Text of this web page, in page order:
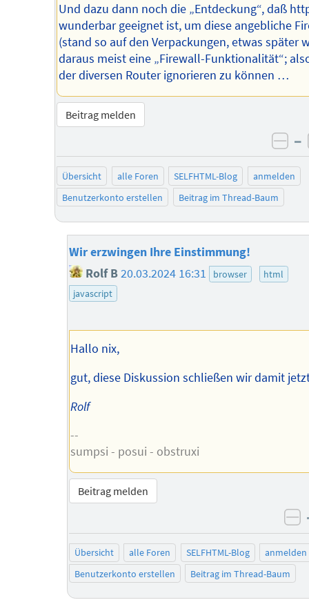
Und dazu dann noch die „Entdeckung“, daß
wunderbar geeignet ist, um diese angebliche
(stand so auf den Verpackungen, etwas später
daraus meist eine „Firewall-Funktionalität“;
der diversen Router ignorieren zu können …
Beitrag melden
–
Übersicht alle Foren SELFHTML-Blog
anmelden
Benutzerkonto erstellen
Beitrag im Thread-Baum
Wir erzwingen Ihre Einstimmung!
Rolf B 20.03.2024 16:31 browser
html
javascript
Hallo nix,
gut, diese Diskussion schließen wir damit
Rolf
--
sumpsi - posui - obstruxi
Beitrag melden
Übersicht alle Foren SELFHTML-Blog
anmelden
Benutzerkonto erstellen
Beitrag im Thread-Baum